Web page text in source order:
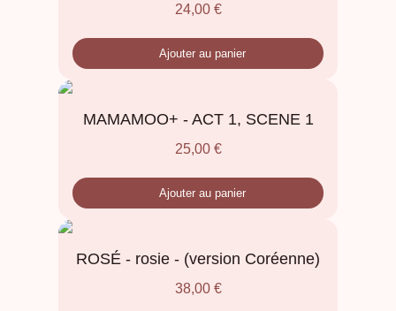
24,00 €
Ajouter au panier
MAMAMOO+ - ACT 1, SCENE 1
25,00 €
Ajouter au panier
ROSÉ - rosie - (version Coréenne)
38,00 €